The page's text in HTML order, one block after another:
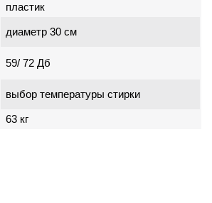
пластик
диаметр 30 см
59/ 72 Дб
выбор температуры стирки
63 кг